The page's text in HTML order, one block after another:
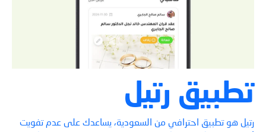
تطبيق رتيل
رتيل هو تطبيق احترافي من السعودية، يساعدك على عدم تفويت